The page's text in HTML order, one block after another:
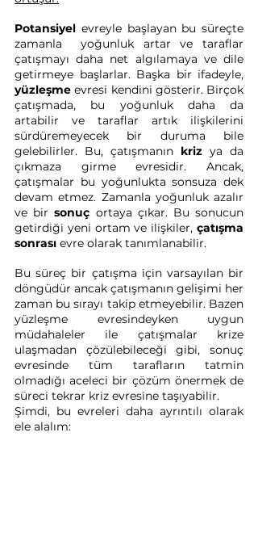
Potansiyel evreyle başlayan bu süreçte
zamanla  yoğunluk artar ve taraflar
çatışmayı daha net algılamaya ve dile
yüzleşme evresi kendini gösterir. Birçok
çatışmada, bu yoğunluk daha da
artabilir ve taraflar artık ilişkilerini
sürdüremeyecek bir duruma bile
gelebilirler. Bu, çatışmanın kriz ya da
çıkmaza girme evresidir. Ancak,
çatışmalar bu yoğunlukta sonsuza dek
devam etmez. Zamanla yoğunluk azalır
ve bir sonuç ortaya çıkar. Bu sonucun
getirdiği yeni ortam ve ilişkiler, çatışma
sonrası evre olarak tanımlanabilir.
Bu süreç bir çatışma için varsayılan bir
döngüdür ancak çatışmanın gelişimi her
zaman bu sırayı takip etmeyebilir. Bazen
yüzleşme evresindeyken uygun
müdahaleler ile çatışmalar krize
ulaşmadan çözülebileceği gibi, sonuç
evresinde tüm tarafların tatmin
olmadığı aceleci bir çözüm önermek de
süreci tekrar kriz evresine taşıyabilir.
Şimdi, bu evreleri daha ayrıntılı olarak
ele alalım: